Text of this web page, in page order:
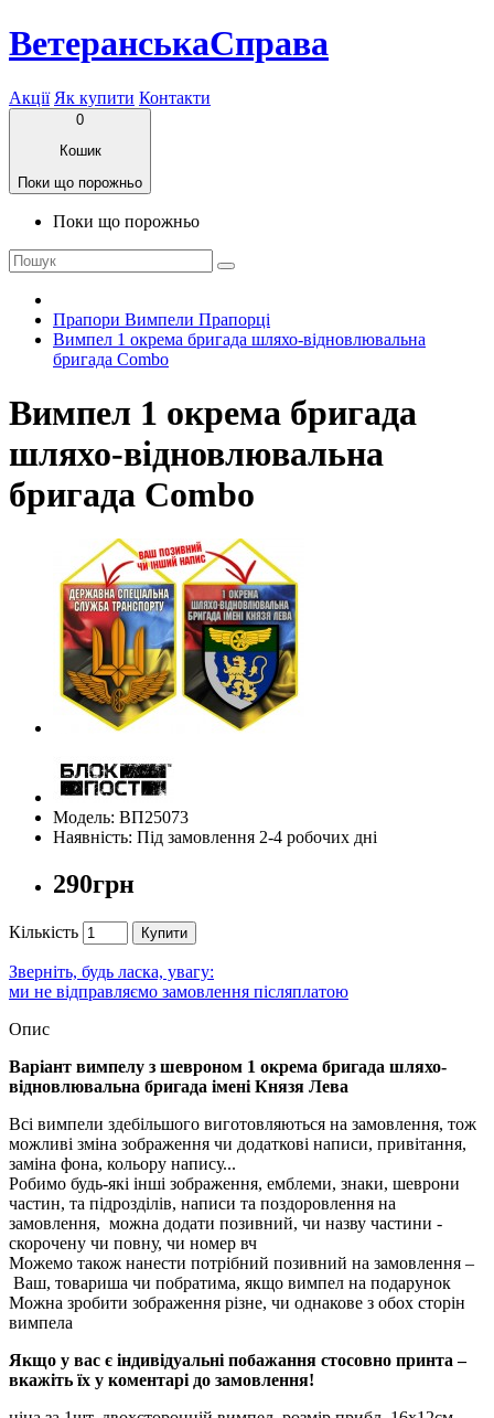
ВетеранськаСправа
Акції Як купити Контакти
0
Кошик
Поки що порожньо
Поки що порожньо
Прапори Вимпели Прапорці
Вимпел 1 окрема бригада шляхо-відновлювальна
бригада Combo
Вимпел 1 окрема бригада
шляхо-відновлювальна
бригада Combo
Модель: ВП25073
Наявність: Під замовлення 2-4 робочих дні
290грн
Кількість Купити
Зверніть, будь ласка, увагу:
ми не відправляємо замовлення післяплатою
Опис
Варіант вимпелу з шевроном 1 окрема бригада шляхо-
відновлювальна бригада імені Князя Лева
Всі вимпели здебільшого виготовляються на замовлення, тож
можливі зміна зображення чи додаткові написи, привітання,
заміна фона, кольору напису...
Робимо будь-які інші зображення, емблеми, знаки, шеврони
частин, та підрозділів, написи та поздоровлення на
замовлення, можна додати позивний, чи назву частини -
скорочену чи повну, чи номер вч
Можемо також нанести потрібний позивний на замовлення –
Ваш, товариша чи побратима, якщо вимпел на подарунок
Можна зробити зображення різне, чи однакове з обох сторін
вимпела
Якщо у вас є індивідуальні побажання стосовно принта –
вкажіть їх у коментарі до замовлення!